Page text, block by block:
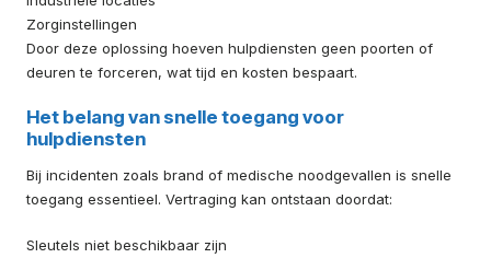
Zorginstellingen
Door deze oplossing hoeven hulpdiensten geen poorten of
deuren te forceren, wat tijd en kosten bespaart.
Het belang van snelle toegang voor
hulpdiensten
Bij incidenten zoals brand of medische noodgevallen is snelle
toegang essentieel. Vertraging kan ontstaan doordat:
Sleutels niet beschikbaar zijn